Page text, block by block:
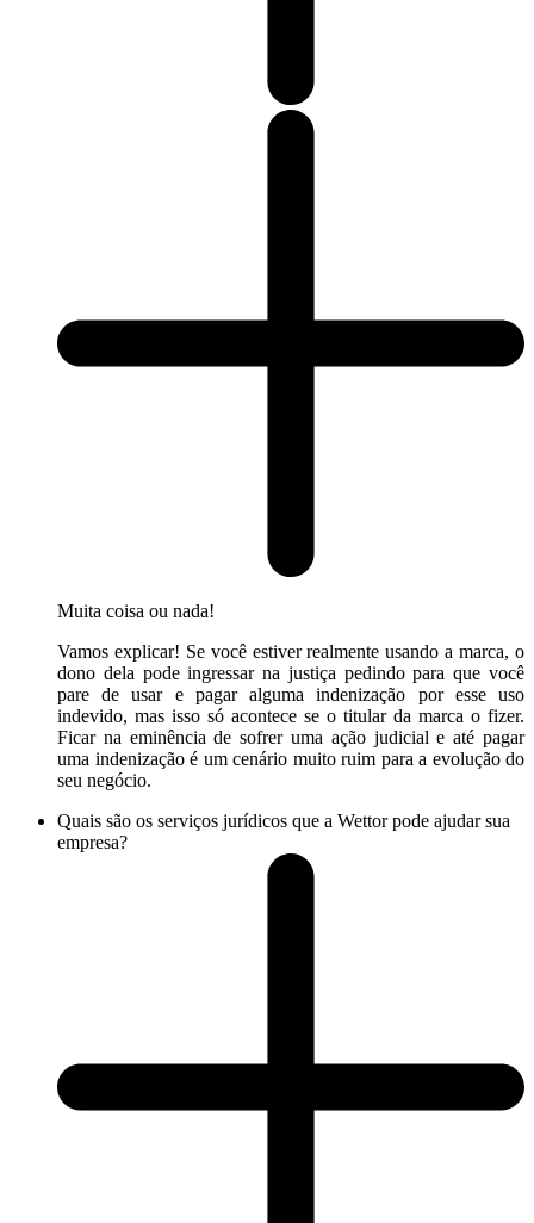
Muita coisa ou nada!
Vamos explicar! Se você estiver realmente usando a marca, o
dono dela pode ingressar na justiça pedindo para que você
pare de usar e pagar alguma indenização por esse uso
indevido, mas isso só acontece se o titular da marca o fizer.
Ficar na eminência de sofrer uma ação judicial e até pagar
uma indenização é um cenário muito ruim para a evolução do
seu negócio.
Quais são os serviços jurídicos que a Wettor pode ajudar sua
empresa?